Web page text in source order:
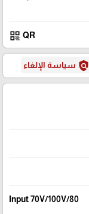
QR
qr_code
policy سياسة الإلغاء
Input 70V/100V/80